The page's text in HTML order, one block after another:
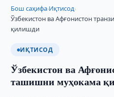
Бош саҳифа›Иқтисод›
Ўзбекистон ва Афғонистон
қилишди
ИҚТИСОД
Ўзбекистон ва
ташишни муҳокама